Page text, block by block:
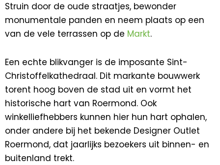
Struin door de oude straatjes, bewonder
monumentale panden en neem plaats op een
van de vele terrassen op de Markt.
Een echte blikvanger is de imposante Sint-
Christoffelkathedraal. Dit markante bouwwerk
torent hoog boven de stad uit en vormt het
historische hart van Roermond. Ook
winkelliefhebbers kunnen hier hun hart ophalen,
onder andere bij het bekende Designer Outlet
Roermond, dat jaarlijks bezoekers uit binnen- en
buitenland trekt.